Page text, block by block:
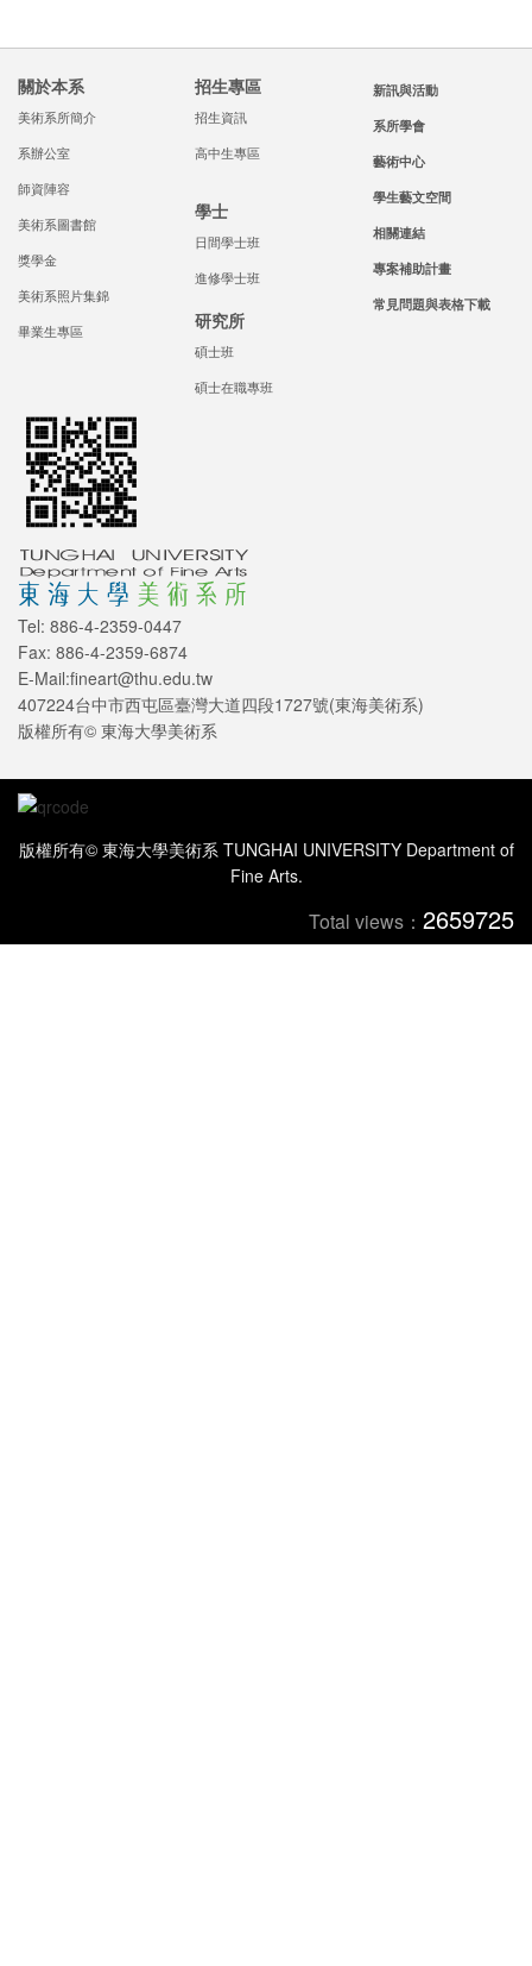
關於本系
美術系所簡介
系辦公室
師資陣容
美術系圖書館
獎學金
美術系照片集錦
畢業生專區
招生專區
招生資訊
高中生專區
學士
日間學士班
進修學士班
研究所
碩士班
碩士在職專班
新訊與活動
系所學會
藝術中心
學生藝文空間
相關連結
專案補助計畫
常見問題與表格下載
Tel: 886-4-2359-0447
Fax: 886-4-2359-6874
E-Mail:fineart@thu.edu.tw
407224台中市西屯區臺灣大道四段1727號(東海美術系)
版權所有© 東海大學美術系
版權所有© 東海大學美術系 TUNGHAI UNIVERSITY Department of
Fine Arts.
Total views： 2659725